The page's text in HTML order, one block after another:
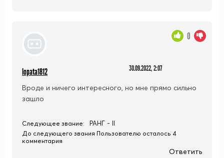
lopata1812 30.09.2022, 2:07
Вроде и ничего интересного, но мне прямо сильно
зашло
0
Следующее звание: РАНГ - II
До следующего звания Пользователю осталось 4
комментария
Ответить